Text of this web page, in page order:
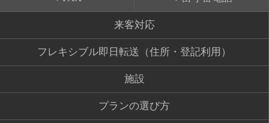
来客対応
フレキシブル即日転送（住所・登記利用）
施設
プランの選び方